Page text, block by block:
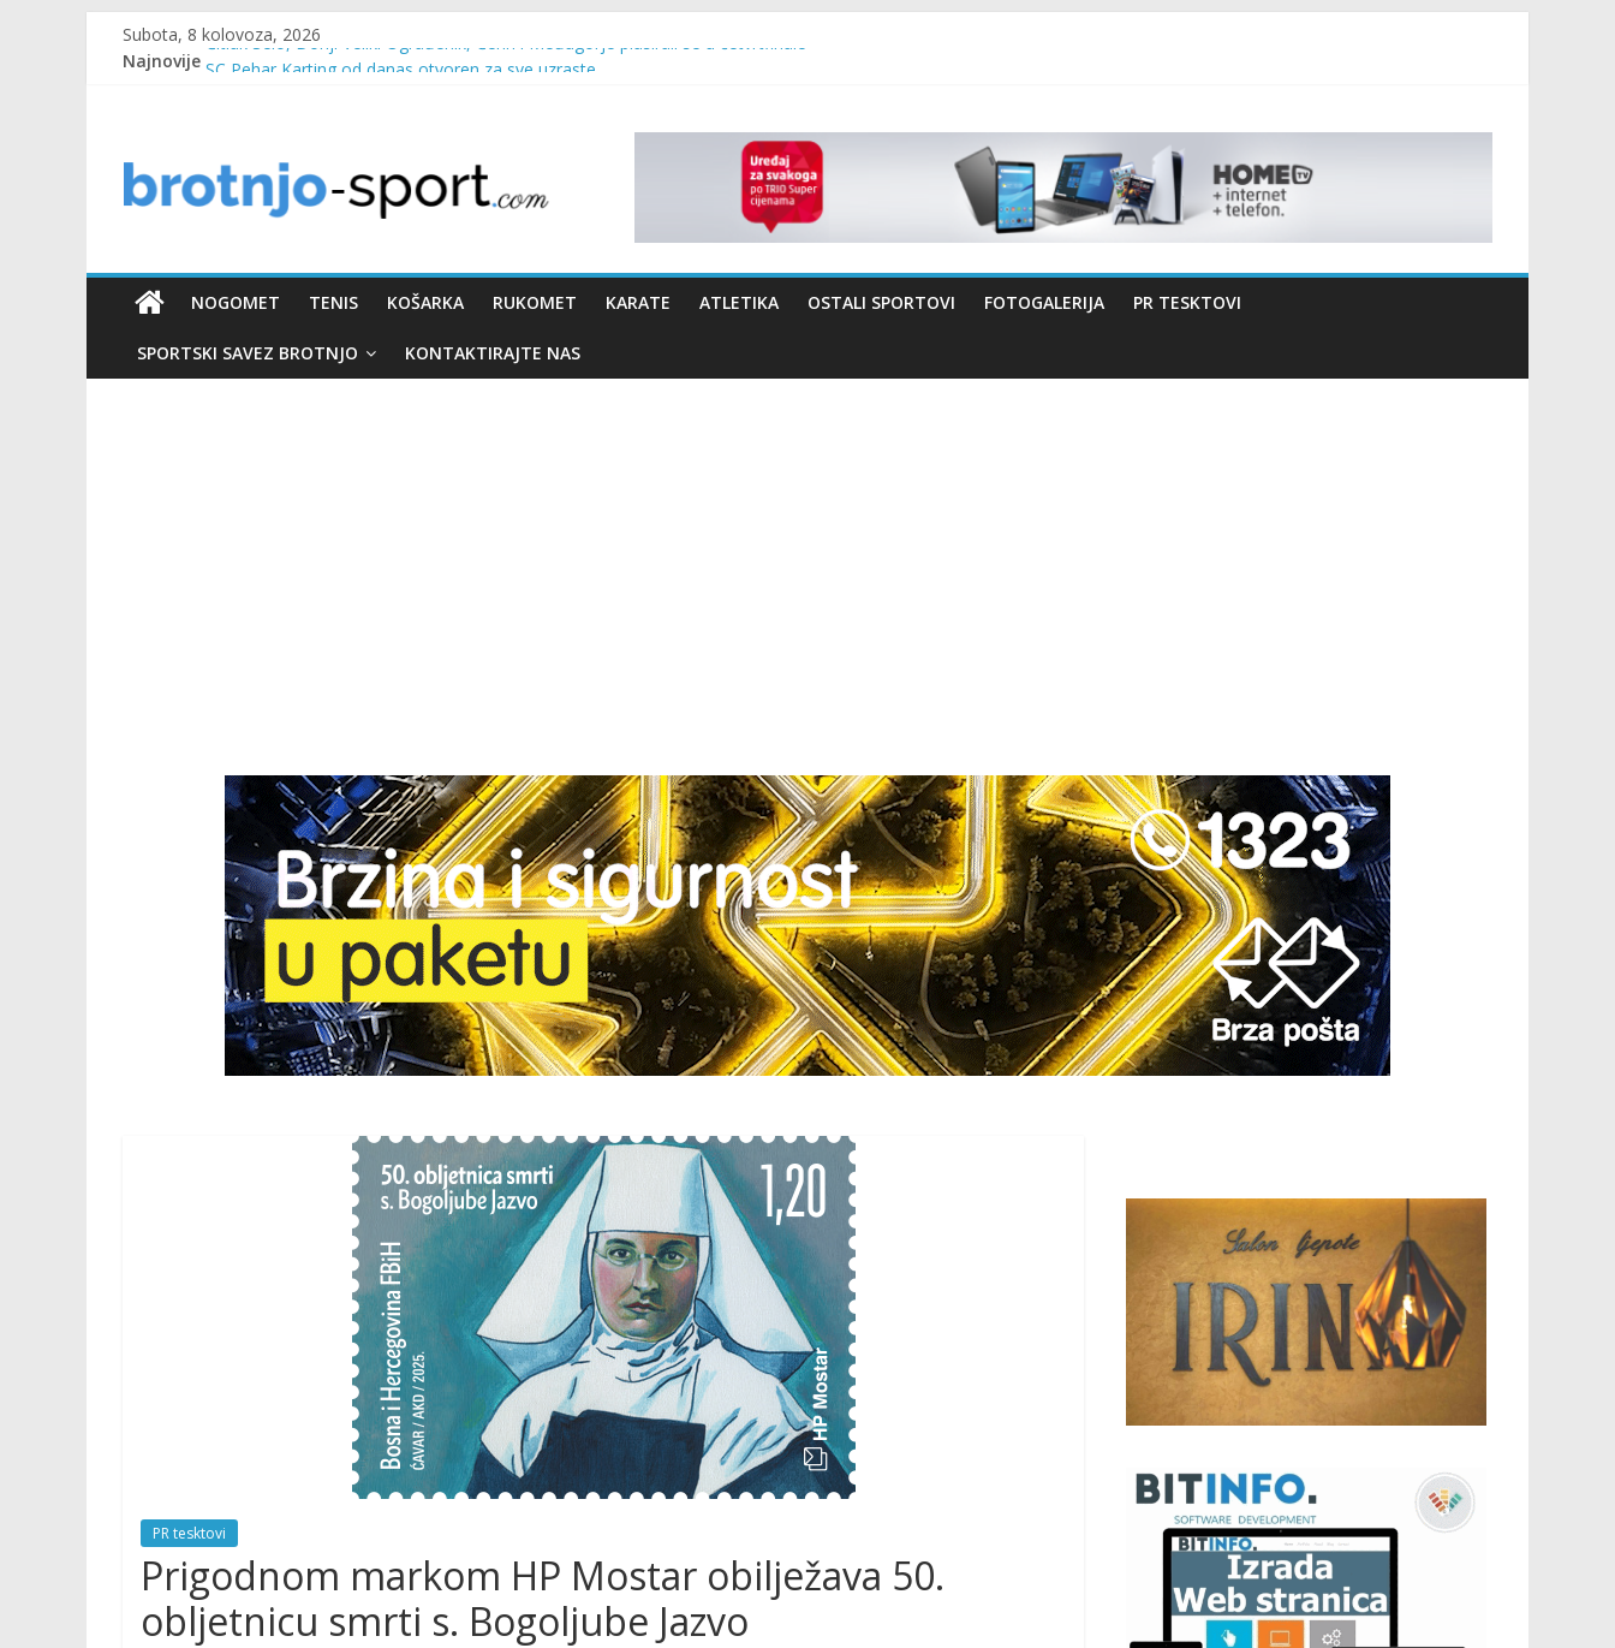
Subota, 8 kolovoza, 2026
Najnovije Čitluk Selo, Donji Veliki Ograđenik, Čerin i Međugorje plasirali se u četvrtfinale
Poznati polufinalisti MNL MZ općine Čitluk – Brotnjo 2026.
Predsjednica Vlade Marija Buhač, ministar Ivo Bevanda i načelnik Marin Radišić čestitali organizatoricama na realizaciji sportsko edukativnog kampa “Izlazi vani”
NOGOMET TENIS KOŠARKA RUKOMET KARATE ATLETIKA OSTALI SPORTOVI FOTOGALERIJA PR TESKTOVI
SPORTSKI SAVEZ BROTNJO KONTAKTIRAJTE NAS
PR tesktovi
Prigodnom markom HP Mostar obilježava 50.
obljetnicu smrti s. Bogoljube Jazvo